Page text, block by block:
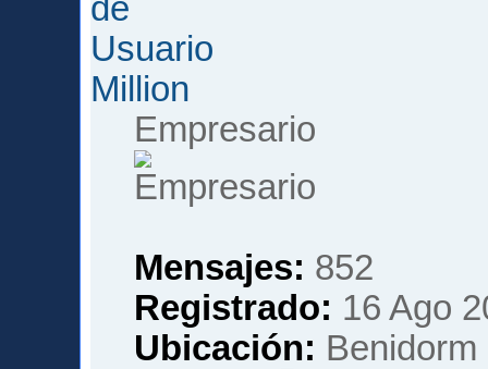
Million
Empresario
Mensajes: 852
Registrado: 16 Ago
Ubicación: Benidorm